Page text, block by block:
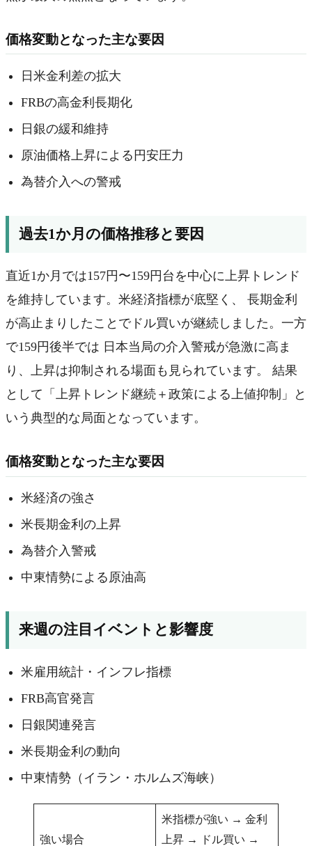
価格変動となった主な要因
日米金利差の拡大
FRBの高金利長期化
日銀の緩和維持
原油価格上昇による円安圧力
為替介入への警戒
過去1か月の価格推移と要因
直近1か月では157円〜159円台を中心に上昇トレンド
を維持しています。米経済指標が底堅く、 長期金利
が高止まりしたことでドル買いが継続しました。一方
で159円後半では 日本当局の介入警戒が急激に高ま
り、上昇は抑制される場面も見られています。 結果
として「上昇トレンド継続＋政策による上値抑制」と
いう典型的な局面となっています。
価格変動となった主な要因
米経済の強さ
米長期金利の上昇
為替介入警戒
中東情勢による原油高
来週の注目イベントと影響度
米雇用統計・インフレ指標
FRB高官発言
日銀関連発言
米長期金利の動向
中東情勢（イラン・ホルムズ海峡）
強い場合
米指標が強い → 金利
上昇 → ドル買い →